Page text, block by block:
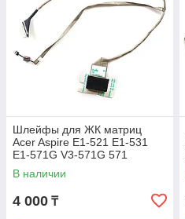
Шлейфы для ЖК матриц
Acer Aspire E1-521 E1-531
E1-571G V3-571G 571
DC02001FO10 DC02001F01
40pin (Снятый)
В наличии
4 000 ₸